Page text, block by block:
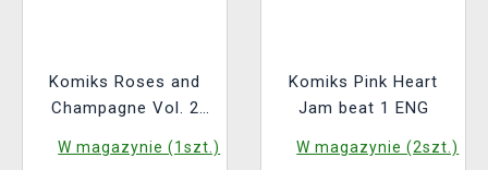
Komiks Roses and
Champagne Vol. 2
W magazynie (1szt.)
Komiks Pink Heart
Jam beat 1 ENG
W magazynie (2szt.)